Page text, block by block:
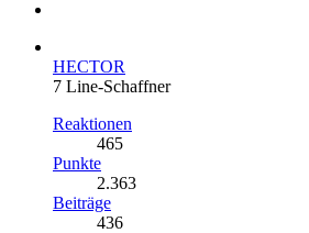
HECTOR
7 Line-Schaffner
Reaktionen
465
Punkte
2.363
Beiträge
436